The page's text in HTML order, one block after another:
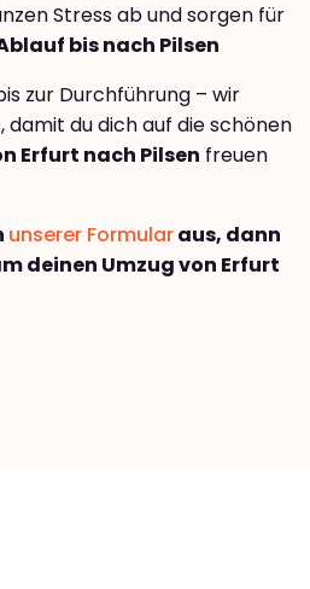
Stress ab und sorgen für
bis nach Pilsen
zur Durchführung – wir
damit du dich auf die schönen
Erfurt nach Pilsen freuen
unserer Formularaus, dann
deinen Umzug von Erfurt